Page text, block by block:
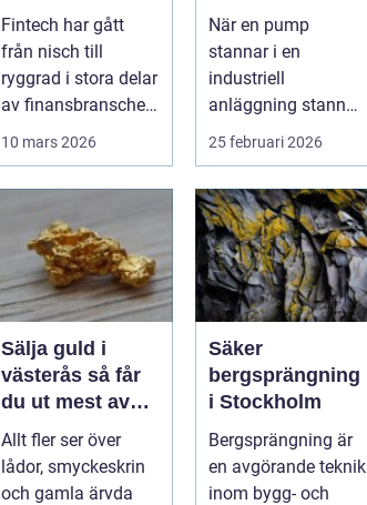
i en reglerad
tillväxtbransch
Fintech har gått
från nisch till
ryggrad i stora delar
av finansbranschen.
10 mars 2026
industrin – så
undviker du
kostsamma
driftstopp
När en pump
stannar i en
industriell
anläggning stannar
ofta produktionen
25 februari 2026
Sälja guld i
västerås så får
du ut mest av
dina smycken
och mynt
Allt fler ser över
lådor, smyckeskrin
och gamla ärvda
Säker
bergsprängning
i Stockholm
Bergsprängning är
en avgörande teknik
inom bygg- och